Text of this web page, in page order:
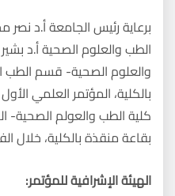
برعاية رئيس الجامعة أ.د
الطب والعلوم الصحية أ.د
والعلوم الصحية- قسم الطب
بالكلية، المؤتمر العلمي
كلية الطب والعولم الصحية-
بقاعة منقذة بالكلية، خلال الفترة 10-12
الهيئة الإشرافية للمؤتمر: